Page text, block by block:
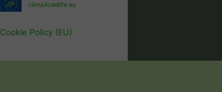
clima4ceelife.eu
Cookie Policy (EU)